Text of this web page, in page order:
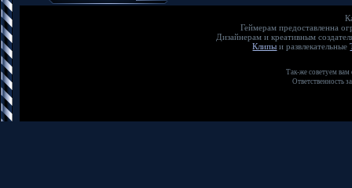
Геймерам предоставленна
Дизайнерам и креативным
Клипы и развлекательные
Так-же советуем
Ответственность